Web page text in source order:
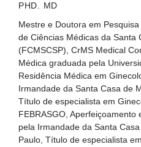
PHD. MD
Mestre e Doutora em
de Ciências Médicas da Santa
(FCMSCSP), CrMS Medical
Médica graduada pela
Residência Médica em
Irmandade da Santa Casa de
Título de especialista em
FEBRASGO,
pela Irmandade da Santa
Paulo, Título de especialista